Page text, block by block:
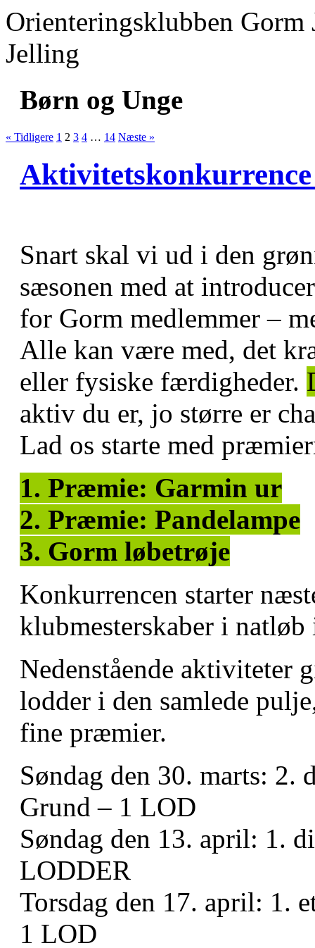
Orienteringsklubben
Jelling
Børn og Unge
« Tidligere 1 2 3 4 … 14 Næste »
Snart skal vi ud i den
sæsonen med at
for Gorm medlemmer –
Alle kan være med, det
eller fysiske færdigheder.
aktiv du er, jo større er
Lad os starte med
1. Præmie: Garmin ur
2. Præmie: Pandelampe
3. Gorm løbetrøje
Konkurrencen starter
klubmesterskaber i
Nedenstående aktiviteter
lodder i den samlede
fine præmier.
Søndag den 30. marts: 2.
Grund – 1 LOD
Søndag den 13. april: 1.
LODDER
Torsdag den 17. april: 1.
1 LOD